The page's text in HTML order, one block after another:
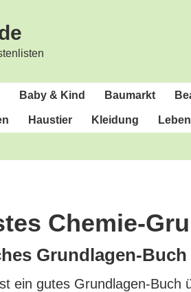
Baby & Kind Bau­markt
Haus­tier Klei­dung
Chemie-
Grund­la­gen-
ein gutes Grund­la­gen-